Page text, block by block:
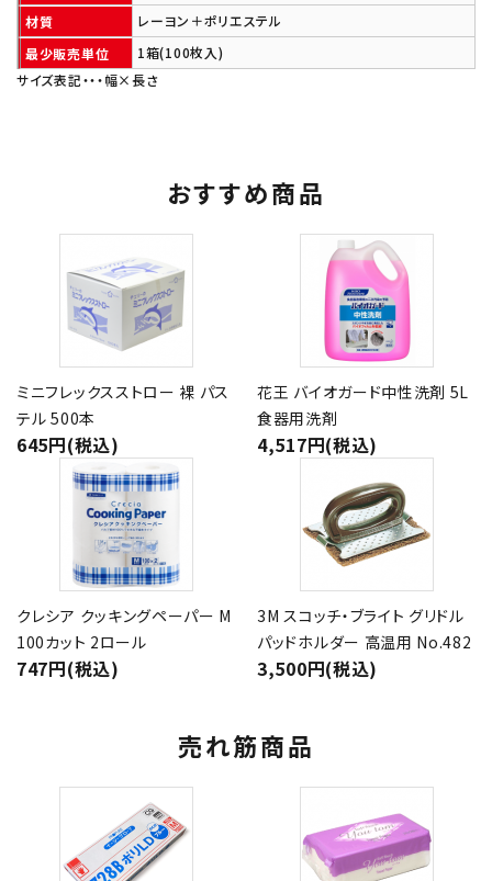
材質
レーヨン＋ポリエステル
最少販売単位
1箱(100枚入)
サイズ表記・・・幅×長さ
おすすめ商品
ミニフレックスストロー 裸 パス
テル 500本
645円(税込)
花王 バイオガード中性洗剤 5L
食器用洗剤
4,517円(税込)
クレシア クッキングペーパー M
100カット 2ロール
747円(税込)
3M スコッチ・ブライト グリドル
パッドホルダー 高温用 No.482
3,500円(税込)
売れ筋商品